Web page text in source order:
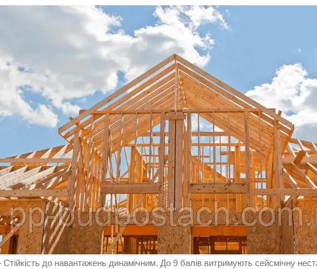
до навантажень динамічним. До 9 балів витримують сейсмічну